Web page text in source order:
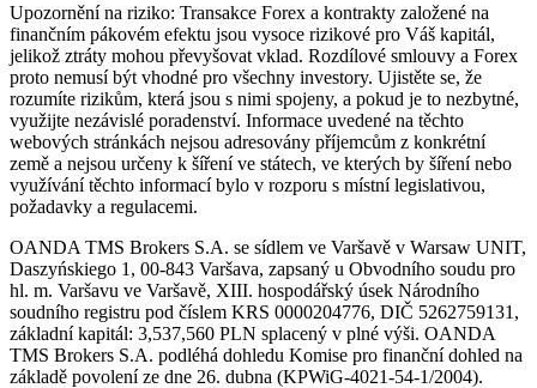
Upozornění na riziko: Transakce Forex a kontrakty založené na
finančním pákovém efektu jsou vysoce rizikové pro Váš kapitál,
jelikož ztráty mohou převyšovat vklad. Rozdílové smlouvy a Forex
proto nemusí být vhodné pro všechny investory. Ujistěte se, že
rozumíte rizikům, která jsou s nimi spojeny, a pokud je to nezbytné,
využijte nezávislé poradenství. Informace uvedené na těchto
webových stránkách nejsou adresovány příjemcům z konkrétní
země a nejsou určeny k šíření ve státech, ve kterých by šíření nebo
využívání těchto informací bylo v rozporu s místní legislativou,
požadavky a regulacemi.
OANDA TMS Brokers S.A. se sídlem ve Varšavě v Warsaw UNIT,
Daszyńskiego 1, 00-843 Varšava, zapsaný u Obvodního soudu pro
hl. m. Varšavu ve Varšavě, XIII. hospodářský úsek Národního
soudního registru pod číslem KRS 0000204776, DIČ 5262759131,
základní kapitál: 3,537,560 PLN splacený v plné výši. OANDA
TMS Brokers S.A. podléhá dohledu Komise pro finanční dohled na
základě povolení ze dne 26. dubna (KPWiG-4021-54-1/2004).